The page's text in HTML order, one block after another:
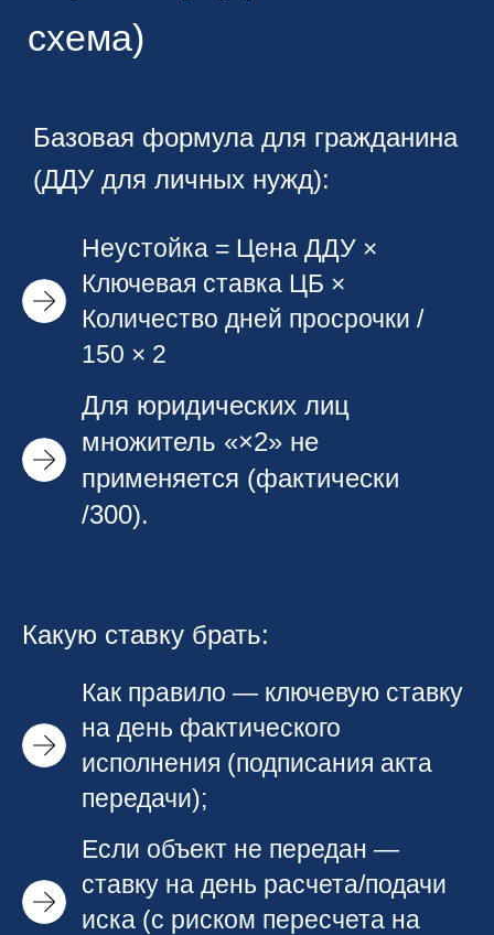
схема)
Базовая формула для гражданина
(ДДУ для личных нужд):
Неустойка = Цена ДДУ ×
Ключевая ставка ЦБ ×
Количество дней просрочки /
150 × 2
Для юридических лиц
множитель «×2» не
применяется (фактически
/300).
Какую ставку брать:
Как правило — ключевую ставку
на день фактического
исполнения (подписания акта
передачи);
Если объект не передан —
ставку на день расчета/подачи
иска (с риском пересчета на